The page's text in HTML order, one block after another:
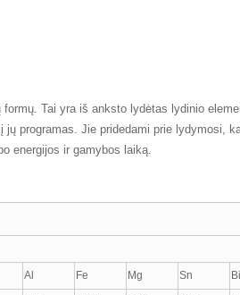
Tai yra iš anksto lydėtas lydinio
programas. Jie pridedami prie lydymosi,
energijos ir gamybos laiką.
Al Fe Mg Sn Bi